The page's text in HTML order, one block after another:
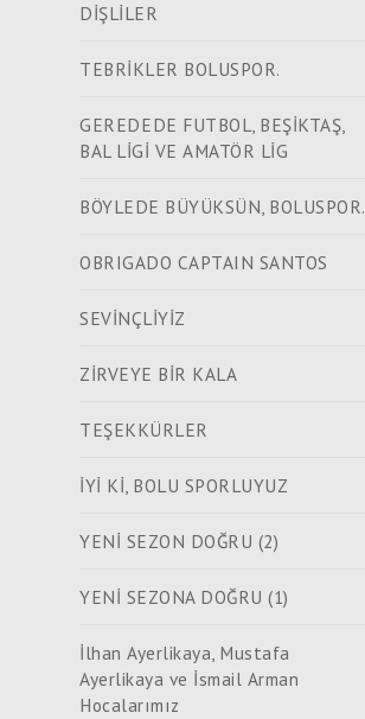
DİŞLİLER
TEBRİKLER BOLUSPOR.
GEREDEDE FUTBOL, BEŞİKTAŞ,
BAL LİGİ VE AMATÖR LİG
BÖYLEDE BÜYÜKSÜN, BOLUSPOR.
OBRIGADO CAPTAIN SANTOS
SEVİNÇLİYİZ
ZİRVEYE BİR KALA
TEŞEKKÜRLER
İYİ Kİ, BOLU SPORLUYUZ
YENİ SEZON DOĞRU (2)
YENİ SEZONA DOĞRU (1)
İlhan Ayerlikaya, Mustafa
Ayerlikaya ve İsmail Arman
Hocalarımız